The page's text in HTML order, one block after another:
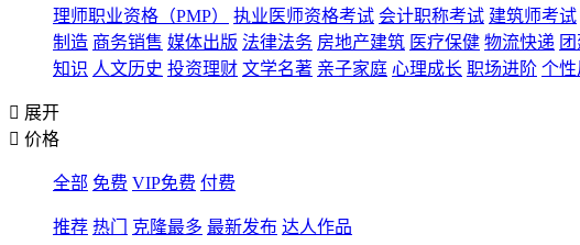
理师职业资格（PMP）
执业医师资格考试 会计职称考试 建筑师考试
制造 商务销售 媒体出版 法律法务 房地产建筑 医疗保健 物流快递 团
知识 人文历史 投资理财 文学名著 亲子家庭 心理成长 职场进阶 个
 展开
 价格
全部 免费 VIP免费 付费
推荐 热门 克隆最多 最新发布 达人作品